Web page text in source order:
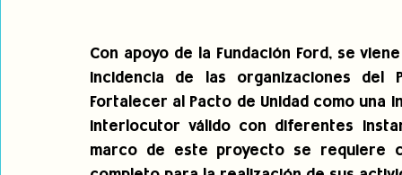
Con apoyo de la Fundación Ford, se
incidencia de las organizaciones del
Fortalecer al Pacto de Unidad como una
interlocutor válido con diferentes
marco de este proyecto se requiere